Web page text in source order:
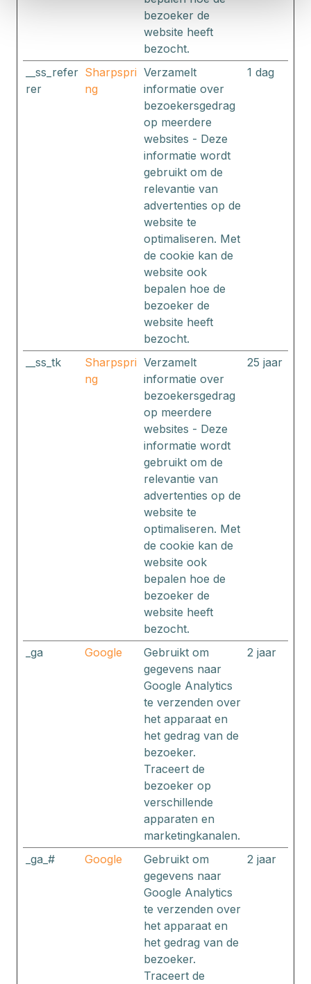
bezoeker de
website heeft
bezocht.
__ss_refer
rer
Sharpspri
ng
Verzamelt
informatie over
bezoekersgedrag
op meerdere
websites - Deze
informatie wordt
gebruikt om de
relevantie van
advertenties op de
website te
optimaliseren. Met
de cookie kan de
website ook
bepalen hoe de
bezoeker de
website heeft
bezocht.
1 dag
__ss_tk
Sharpspri
ng
Verzamelt
informatie over
bezoekersgedrag
op meerdere
websites - Deze
informatie wordt
gebruikt om de
relevantie van
advertenties op de
website te
optimaliseren. Met
de cookie kan de
website ook
bepalen hoe de
bezoeker de
website heeft
bezocht.
25 jaar
_ga Google
Gebruikt om
gegevens naar
Google Analytics
te verzenden over
het apparaat en
het gedrag van de
bezoeker.
Traceert de
bezoeker op
verschillende
apparaten en
marketingkanalen.
2 jaar
_ga_# Google
Gebruikt om
gegevens naar
Google Analytics
te verzenden over
het apparaat en
het gedrag van de
bezoeker.
Traceert de
2 jaar